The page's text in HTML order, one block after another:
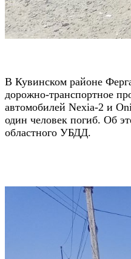
В Кувинском районе
дорожно-транспортное
автомобилей Nexia-2 и
один человек погиб. Об
областного УБДД.